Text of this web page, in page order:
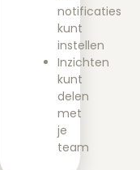
notificaties
kunt
instellen
Inzichten
kunt
delen
met
je
team